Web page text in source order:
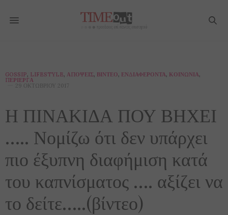
GOSSIP, LIFESTYLE, ΑΠΌΨΕΙΣ, ΒΊΝΤΕΟ, ΕΝΔΙΑΦΈΡΟΝΤΑ, ΚΟΙΝΩΝΊΑ,
ΠΕΡΊΕΡΓΑ
29 ΟΚΤΩΒΡΊΟΥ 2017
Η ΠΙΝΑΚΙΔΑ ΠΟΥ ΒΗΧΕΙ
….. Νομίζω ότι δεν υπάρχει
πιο έξυπνη διαφήμιση κατά
του καπνίσματος …. αξίζει να
το δείτε…..(βίντεο)